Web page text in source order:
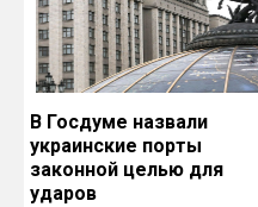
В Госдуме назвали
украинские порты
законной целью для
ударов